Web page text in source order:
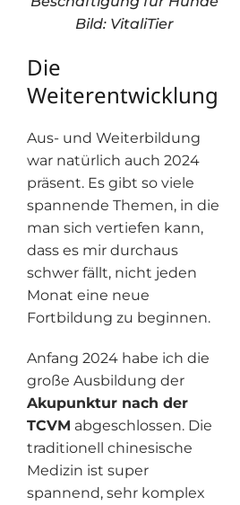
Bild: VitaliTier
Die
Weiterentwicklung
Aus- und Weiterbildung
war natürlich auch 2024
präsent. Es gibt so viele
spannende Themen, in die
man sich vertiefen kann,
dass es mir durchaus
schwer fällt, nicht jeden
Monat eine neue
Fortbildung zu beginnen.
Anfang 2024 habe ich die
große Ausbildung der
Akupunktur nach der
TCVM abgeschlossen. Die
traditionell chinesische
Medizin ist super
spannend, sehr komplex